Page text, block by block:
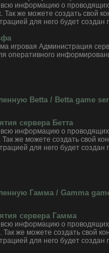
информацию о
Так же можете создать свой
для него будет создан
игровая Администрация
оперативного
Betta / Betta game
сервера Бетта
информацию о
же можете создать свой
для него будет создан
Гамма / Gamma
сервера Гамма
информацию о
же можете создать свой
для него будет создан